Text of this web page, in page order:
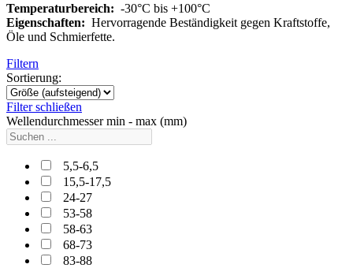
Temperaturbereich: -30°C bis +100°C
Eigenschaften: Hervorragende Beständigkeit gegen Kraftstoffe,
Öle und Schmierfette.
Filtern
Sortierung:
Filter schließen
Wellendurchmesser min - max (mm)
5,5-6,5
15,5-17,5
24-27
53-58
58-63
68-73
83-88